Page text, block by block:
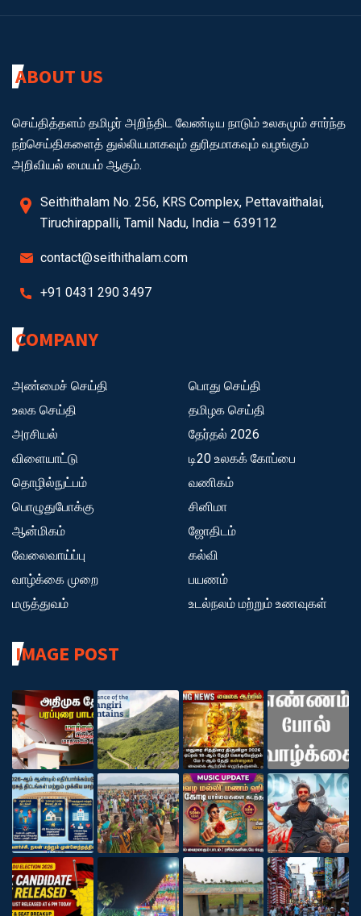
ABOUT US
செய்தித்தளம் தமிழர் அறிந்திட வேண்டிய நாடும் உலகமும் சார்ந்த
நற்செய்திகளைத் துல்லியமாகவும் துரிதமாகவும் வழங்கும்
அறிவியல் மையம் ஆகும்.
Seithithalam No. 256, KRS Complex, Pettavaithalai,
Tiruchirappalli, Tamil Nadu, India – 639112
contact@seithithalam.com
+91 0431 290 3497
COMPANY
அண்மைச் செய்தி
பொது செய்தி
உலக செய்தி
தமிழக செய்தி
அரசியல்
தேர்தல் 2026
விளையாட்டு
டி20 உலகக் கோப்பை
தொழில்நுட்பம்
வணிகம்
பொழுதுபோக்கு
சினிமா
ஆன்மிகம்
ஜோதிடம்
வேலைவாய்ப்பு
கல்வி
வாழ்க்கை முறை
பயணம்
மருத்துவம்
உடல்நலம் மற்றும் உணவுகள்
IMAGE POST